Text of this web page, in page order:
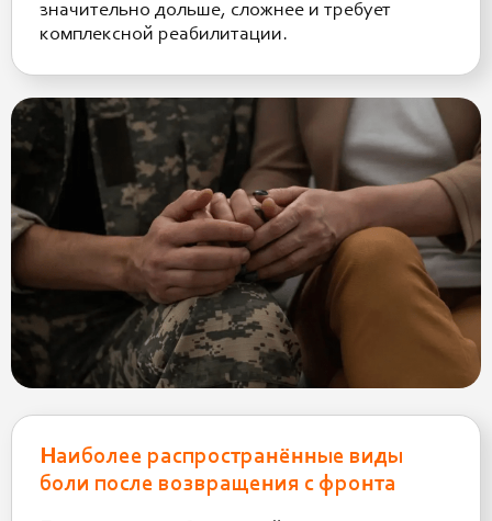
значительно дольше, сложнее и требует
комплексной реабилитации.
Наиболее распространённые виды
боли после возвращения с фронта